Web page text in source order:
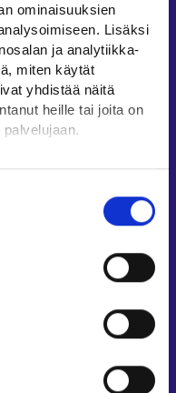
ominaisuuksien
Lisäksi
ja analytiikka-
miten käytät
yhdistää näitä
heille tai joita on
ohjeet